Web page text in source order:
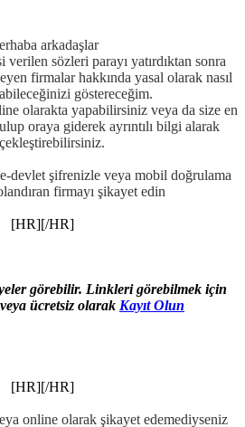
arkadaşlar
verilen sözleri parayı yatırdıktan sonra
firmalar hakkında yasal olarak nasıl
göstereceğim.
olarakta yapabilirsiniz veya da size en
oraya giderek ayrıntılı bilgi alarak
devlet şifrenizle veya mobil doğrulama
firmayı şikayet edin
[HR][/HR]
görebilir. Linkleri görebilmek için
ücretsiz olarak Kayıt Olun
[HR][/HR]
online olarak şikayet edemediyseniz